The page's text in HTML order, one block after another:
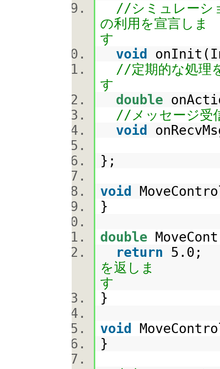
//シミュレーシ
の利用を宣言しま
void
//定期的な処理
double
//メッセージ受
void
};
void
}
double
return
を返しま
}
void
}